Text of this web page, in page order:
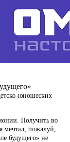
юношеских
Получить во
мечтал, пожалуй,
будущего» не